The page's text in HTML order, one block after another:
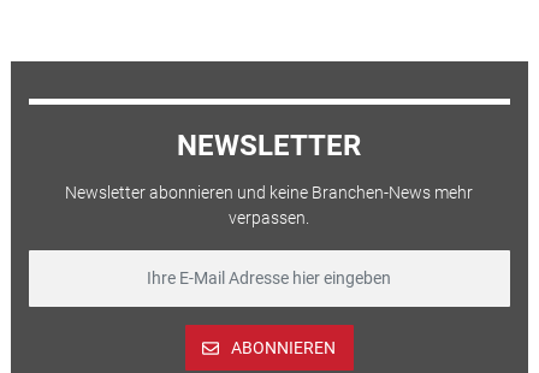
NEWSLETTER
Newsletter abonnieren und keine Branchen-News mehr
verpassen.
ABONNIEREN